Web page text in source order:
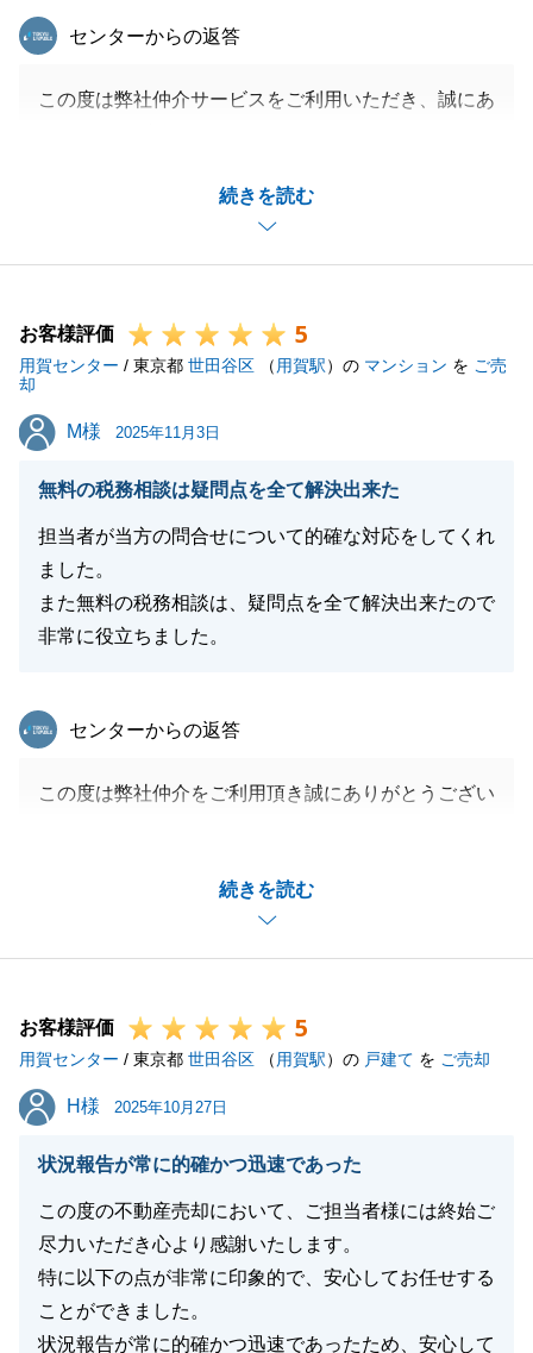
続きを読む
東急リバブル
センターからの返答
この度は弊社仲介サービスをご利用いただき、誠にあ
K様には、こちらからの連絡や要望にいつも快くご対
応いただき、我々はお打ち合わせの際にお会いできる
今後もお困りのことがございましたら、いつでもお気
軽にご相談ください。
閉じる
お客様評価 5
用賀センター / 東京都 世田谷区 （ 用賀駅）の マンション を ご売
却
M様
M様 2025年11月3日
無料の税務相談は疑問点を全て解決出来た
担当者が当方の問合せについて的確な対応をしてくれ
ました。
また無料の税務相談は、疑問点を全て解決出来たので
非常に役立ちました。
続きを読む
東急リバブル
センターからの返答
この度は弊社仲介をご利用頂き誠にありがとうござい
販売期間中やご契約後も何度もご連絡を差し上げた
り、お打ち合わせのお時間をいただきましたが、M様
無事にお取引を完了することができました。
もしもまたなにか不動産に関するお困りのことがござ
いましたら、今後ともお気軽にご相談を頂ければと思
います。
弊社共々、末永くご愛顧いただけますと幸いです。よ
お客様評価 5
用賀センター / 東京都 世田谷区 （ 用賀駅）の 戸建て を ご売却
H様
H様 2025年10月27日
状況報告が常に的確かつ迅速であった
この度の不動産売却において、ご担当者様には終始ご
尽力いただき心より感謝いたします。
特に以下の点が非常に印象的で、安心してお任せする
ことができました。
状況報告が常に的確かつ迅速であったため、安心して